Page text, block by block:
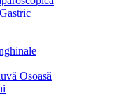
Osoasă